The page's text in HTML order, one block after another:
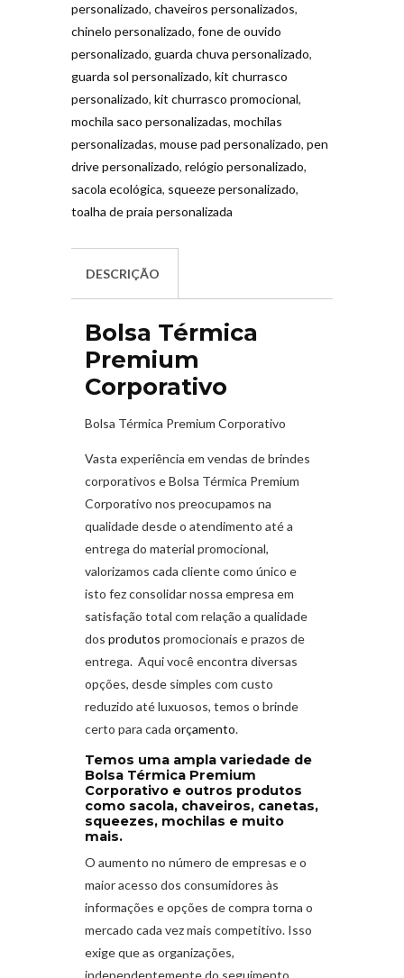
personalizado, chaveiros personalizados,
chinelo personalizado, fone de ouvido
personalizado, guarda chuva personalizado,
guarda sol personalizado, kit churrasco
personalizado, kit churrasco promocional,
mochila saco personalizadas, mochilas
personalizadas, mouse pad personalizado, pen
drive personalizado, relógio personalizado,
sacola ecológica, squeeze personalizado,
toalha de praia personalizada
DESCRIÇÃO
Bolsa Térmica
Premium
Corporativo
Bolsa Térmica Premium Corporativo
Vasta experiência em vendas de brindes
corporativos e Bolsa Térmica Premium
Corporativo nos preocupamos na
qualidade desde o atendimento até a
entrega do material promocional,
valorizamos cada cliente como único e
isto fez consolidar nossa empresa em
satisfação total com relação a qualidade
dos produtos promocionais e prazos de
entrega. Aqui você encontra diversas
opções, desde simples com custo
reduzido até luxuosos, temos o brinde
certo para cada orçamento.
Temos uma ampla variedade de
Bolsa Térmica Premium
Corporativo e outros produtos
como sacola, chaveiros, canetas,
squeezes, mochilas e muito
mais.
O aumento no número de empresas e o
maior acesso dos consumidores às
informações e opções de compra torna o
mercado cada vez mais competitivo. Isso
exige que as organizações,